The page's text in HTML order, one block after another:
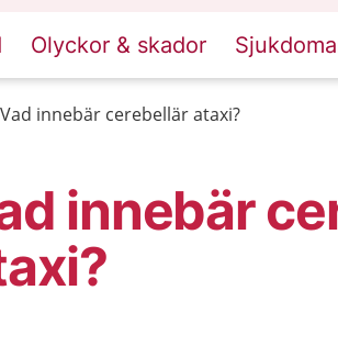
Olyckor & skador
Vad innebär cerebellär ataxi?
innebär